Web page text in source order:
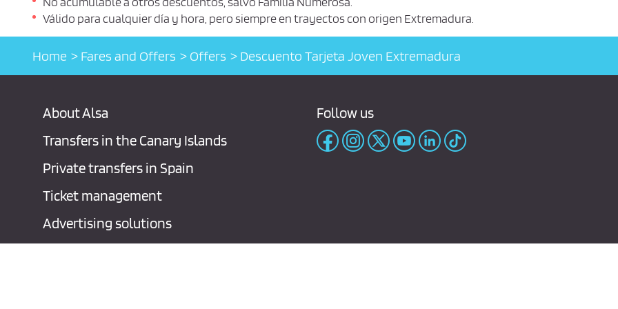
Válido para cualquier día y hora, pero siempre en trayectos con origen Extremadura.
Home Fares and Offers Offers Descuento Tarjeta Joven Extremadura
About Alsa
Transfers in the Canary Islands
Private transfers in Spain
Ticket management
Advertising solutions
Follow us